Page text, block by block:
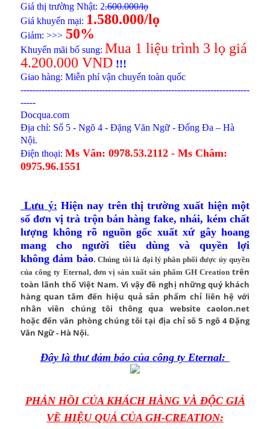
Giá thị trường Nhật: 2.600.000/lọ
Giá khuyến mại: 1.580.000/lọ
Giảm: >>> 50%
Khuyến mãi bổ sung: Mua 1 liệu trình 3 lọ giá
4.200.000 VND !!!
Giao hàng: Miễn phí vận chuyển toàn quốc
----------------------------------------------------------------------------
-----
Docqua.com
Địa chỉ: Số 5 - Ngõ 4 - Đặng Văn Ngữ - Đống Đa – Hà
Nội.
Điện thoại: Ms Vân: 0978.53.2112 - Ms Châm:
0975.96.1551
Lưu ý: Hiện nay trên thị trường xuất hiện một
sốđơn vị trà trộn bán hàng fake, nhái, kém chất
lượng không rõ nguồn gốc xuất xứ gây hoang
mang cho người tiêu dùng và quyền lợi
khôngđảm bảo. Chúng tôi là đại lýphân phốiđược ủy quyền
củacông ty Eternal, đơn vị sản xuất sản phẩm GH Creationtrên
toàn lãnh thổ Việt Nam. Vì vậyđề nghị nhữngquý khách
hàng quan tâmđến hiệu quả sản phẩm chỉ liên hệvới
nhân viên chúng tôi thông qua website caolon.net
hoặcđến văn phòng chúng tôi tại địa chỉ số 5 ngõ 4Đặng
Văn Ngữ - Hà Nội.
Đây là thư đảm bảo của công ty Eternal:
PHẢN HỒI CỦA KHÁCH HÀNG VÀ ĐỘC GIẢ
VỀ HIỆU QUẢ CỦA GH-CREATION: